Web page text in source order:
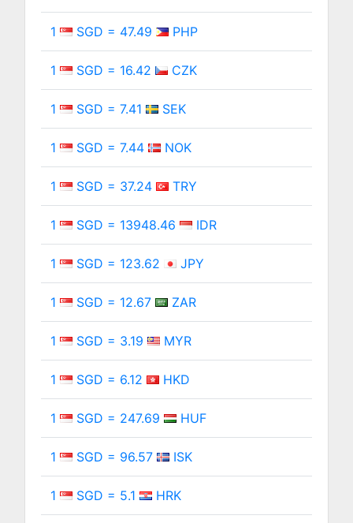
1 SGD = 47.49 PHP
1 SGD = 16.42 CZK
1 SGD = 7.41 SEK
1 SGD = 7.44 NOK
1 SGD = 37.24 TRY
1 SGD = 13948.46 IDR
1 SGD = 123.62 JPY
1 SGD = 12.67 ZAR
1 SGD = 3.19 MYR
1 SGD = 6.12 HKD
1 SGD = 247.69 HUF
1 SGD = 96.57 ISK
1 SGD = 5.1 HRK